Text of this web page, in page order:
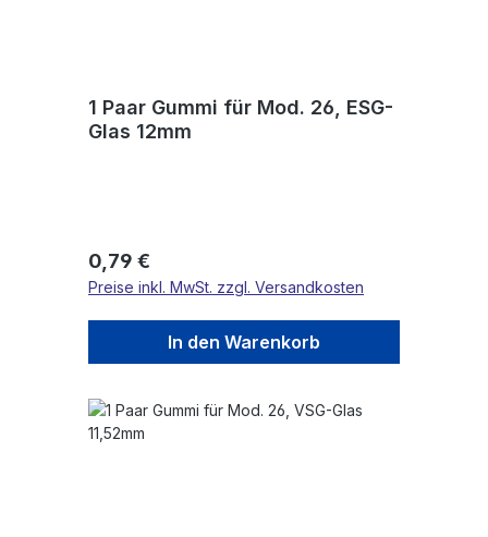
1 Paar Gummi für Mod. 26, ESG-
Glas 12mm
Regulärer Preis:
0,79 €
Preise inkl. MwSt. zzgl. Versandkosten
In den Warenkorb